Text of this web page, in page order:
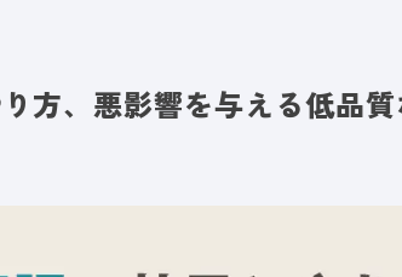
方、悪影響を与える低品